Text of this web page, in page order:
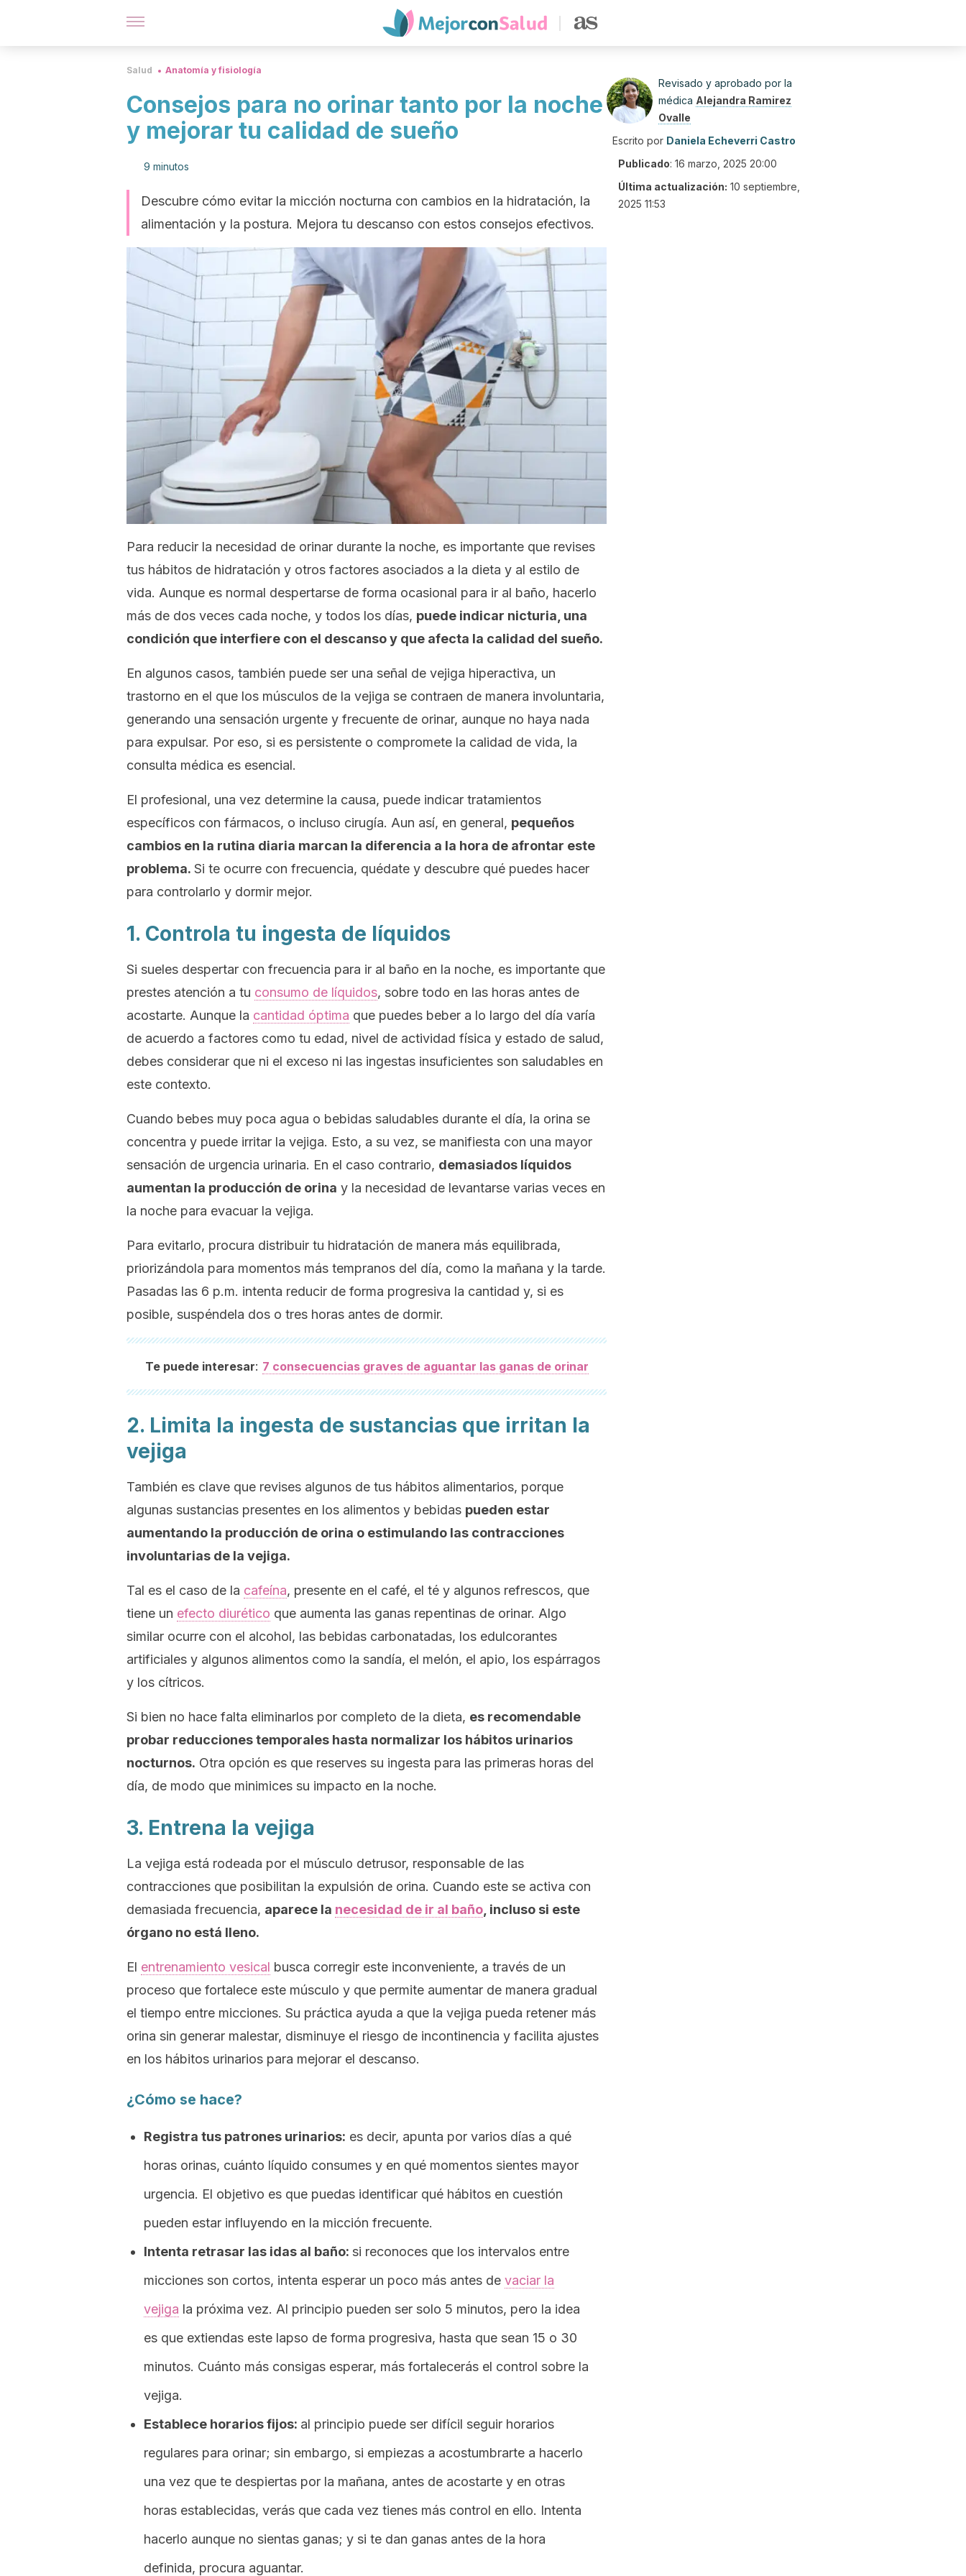
Salud Anatomía y fisiología
Consejos para no orinar tanto por la noche
y mejorar tu calidad de sueño
9 minutos
Descubre cómo evitar la micción nocturna con cambios en la hidratación, la
alimentación y la postura. Mejora tu descanso con estos consejos efectivos.
Para reducir la necesidad de orinar durante la noche, es importante que revises
tus hábitos de hidratación y otros factores asociados a la dieta y al estilo de
vida. Aunque es normal despertarse de forma ocasional para ir al baño, hacerlo
más de dos veces cada noche, y todos los días, puede indicar nicturia, una
condición que interfiere con el descanso y que afecta la calidad del sueño.
En algunos casos, también puede ser una señal de vejiga hiperactiva, un
trastorno en el que los músculos de la vejiga se contraen de manera involuntaria,
generando una sensación urgente y frecuente de orinar, aunque no haya nada
para expulsar. Por eso, si es persistente o compromete la calidad de vida, la
consulta médica es esencial.
El profesional, una vez determine la causa, puede indicar tratamientos
específicos con fármacos, o incluso cirugía. Aun así, en general, pequeños
cambios en la rutina diaria marcan la diferencia a la hora de afrontar este
problema. Si te ocurre con frecuencia, quédate y descubre qué puedes hacer
para controlarlo y dormir mejor.
1. Controla tu ingesta de líquidos
Si sueles despertar con frecuencia para ir al baño en la noche, es importante que
prestes atención a tu consumo de líquidos, sobre todo en las horas antes de
acostarte. Aunque la cantidad óptima que puedes beber a lo largo del día varía
de acuerdo a factores como tu edad, nivel de actividad física y estado de salud,
debes considerar que ni el exceso ni las ingestas insuficientes son saludables en
este contexto.
Cuando bebes muy poca agua o bebidas saludables durante el día, la orina se
concentra y puede irritar la vejiga. Esto, a su vez, se manifiesta con una mayor
sensación de urgencia urinaria. En el caso contrario, demasiados líquidos
aumentan la producción de orina y la necesidad de levantarse varias veces en
la noche para evacuar la vejiga.
Para evitarlo, procura distribuir tu hidratación de manera más equilibrada,
priorizándola para momentos más tempranos del día, como la mañana y la tarde.
Pasadas las 6 p.m. intenta reducir de forma progresiva la cantidad y, si es
posible, suspéndela dos o tres horas antes de dormir.
Te puede interesar: 7 consecuencias graves de aguantar las ganas de orinar
2. Limita la ingesta de sustancias que irritan la
vejiga
También es clave que revises algunos de tus hábitos alimentarios, porque
algunas sustancias presentes en los alimentos y bebidas pueden estar
aumentando la producción de orina o estimulando las contracciones
involuntarias de la vejiga.
Tal es el caso de la cafeína, presente en el café, el té y algunos refrescos, que
tiene un efecto diurético que aumenta las ganas repentinas de orinar. Algo
similar ocurre con el alcohol, las bebidas carbonatadas, los edulcorantes
artificiales y algunos alimentos como la sandía, el melón, el apio, los espárragos
y los cítricos.
Si bien no hace falta eliminarlos por completo de la dieta, es recomendable
probar reducciones temporales hasta normalizar los hábitos urinarios
nocturnos. Otra opción es que reserves su ingesta para las primeras horas del
día, de modo que minimices su impacto en la noche.
3. Entrena la vejiga
La vejiga está rodeada por el músculo detrusor, responsable de las
contracciones que posibilitan la expulsión de orina. Cuando este se activa con
demasiada frecuencia, aparece la necesidad de ir al baño , incluso si este
órgano no está lleno.
El entrenamiento vesical busca corregir este inconveniente, a través de un
proceso que fortalece este músculo y que permite aumentar de manera gradual
el tiempo entre micciones. Su práctica ayuda a que la vejiga pueda retener más
orina sin generar malestar, disminuye el riesgo de incontinencia y facilita ajustes
en los hábitos urinarios para mejorar el descanso.
¿Cómo se hace?
Registra tus patrones urinarios: es decir, apunta por varios días a qué
horas orinas, cuánto líquido consumes y en qué momentos sientes mayor
urgencia. El objetivo es que puedas identificar qué hábitos en cuestión
pueden estar influyendo en la micción frecuente.
Intenta retrasar las idas al baño: si reconoces que los intervalos entre
micciones son cortos, intenta esperar un poco más antes de vaciar la
vejiga la próxima vez. Al principio pueden ser solo 5 minutos, pero la idea
es que extiendas este lapso de forma progresiva, hasta que sean 15 o 30
minutos. Cuánto más consigas esperar, más fortalecerás el control sobre la
vejiga.
Establece horarios fijos: al principio puede ser difícil seguir horarios
regulares para orinar; sin embargo, si empiezas a acostumbrarte a hacerlo
una vez que te despiertas por la mañana, antes de acostarte y en otras
horas establecidas, verás que cada vez tienes más control en ello. Intenta
hacerlo aunque no sientas ganas; y si te dan ganas antes de la hora
definida, procura aguantar.
Revisado y aprobado por la
médica Alejandra Ramirez
Ovalle
Escrito por Daniela Echeverri Castro
Publicado: 16 marzo, 2025 20:00
Última actualización: 10 septiembre,
2025 11:53